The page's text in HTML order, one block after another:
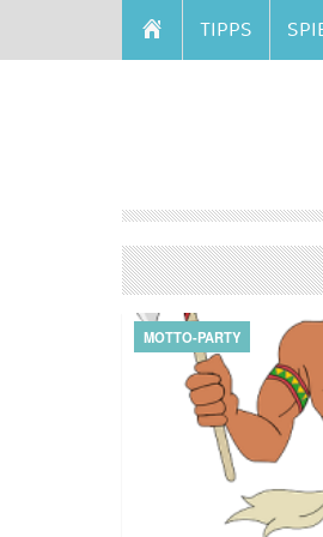
TIPPS
MOTTO-PARTY